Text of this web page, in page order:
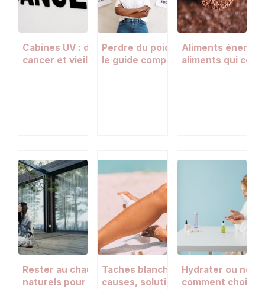
Cabines UV : dangers pour la peau,
cancer et vieillissement prématuré
Perdre du poids sans abîmer sa
le guide complet pour une
Aliments
aliments qui
Rester au chaud en hiver : 8 réflexes
naturels pour le corps et la peau
Taches blanches sur les jambes :
causes, solutions et conseils pour
Hydrater ou
comment choisir